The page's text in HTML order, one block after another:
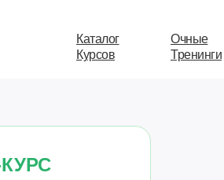
Каталог
Курсов
Очные
Тренинги